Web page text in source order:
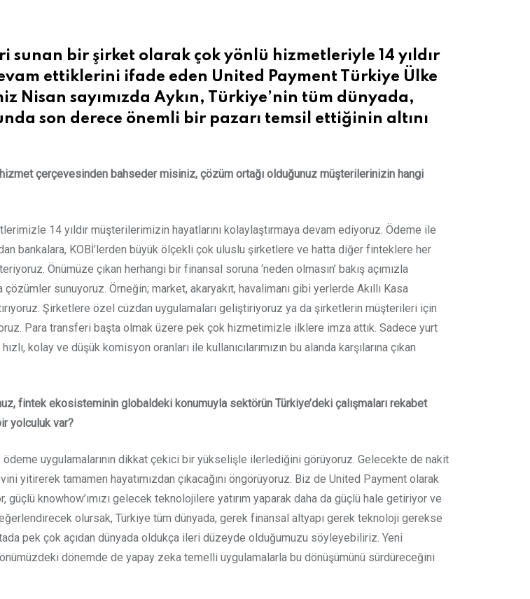
bir şirket olarak çok yönlü hizmetleriyle 14 yıldır
ettiklerini ifade eden United Payment Türkiye Ülke
Nisan sayımızda Aykın, Türkiye’nin tüm dünyada,
son derece önemli bir pazarı temsil ettiğinin altını
çerçevesinden bahseder misiniz, çözüm ortağı olduğunuz müşterilerinizin hangi
14 yıldır müşterilerimizin hayatlarını kolaylaştırmaya devam ediyoruz. Ödeme ile
bankalara, KOBİ’lerden büyük ölçekli çok uluslu şirketlere ve hatta diğer finteklere her
Önümüze çıkan herhangi bir finansal soruna ‘neden olmasın’ bakış açımızla
sunuyoruz. Örneğin; market, akaryakıt, havalimanı gibi yerlerde Akıllı Kasa
Şirketlere özel cüzdan uygulamaları geliştiriyoruz ya da şirketlerin müşterileri için
Para transferi başta olmak üzere pek çok hizmetimizle ilklere imza attık. Sadece yurt
kolay ve düşük komisyon oranları ile kullanıcılarımızın bu alanda karşılarına çıkan
fintek ekosisteminin globaldeki konumuyla sektörün Türkiye’deki çalışmaları rekabet
yolculuk var?
uygulamalarının dikkat çekici bir yükselişle ilerlediğini görüyoruz. Gelecekte de nakit
yitirerek tamamen hayatımızdan çıkacağını öngörüyoruz. Biz de United Payment olarak
knowhow’ımızı gelecek teknolojilere yatırım yaparak daha da güçlü hale getiriyor ve
olursak, Türkiye tüm dünyada, gerek finansal altyapı gerek teknoloji gerekse
pek çok açıdan dünyada oldukça ileri düzeyde olduğumuzu söyleyebiliriz. Yeni
dönemde de yapay zeka temelli uygulamalarla bu dönüşümünü sürdüreceğini